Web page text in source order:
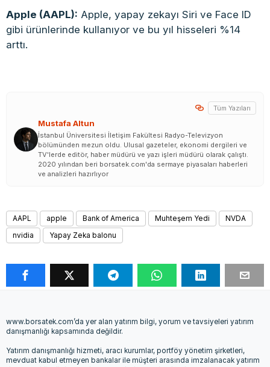
Apple (AAPL): Apple, yapay zekayı Siri ve Face ID
gibi ürünlerinde kullanıyor ve bu yıl hisseleri %14
arttı.
Mustafa Altun
Tüm Yazıları
İstanbul Üniversitesi İletişim Fakültesi Radyo-Televizyon
bölümünden mezun oldu. Ulusal gazeteler, ekonomi dergileri ve
TV'lerde editör, haber müdürü ve yazı işleri müdürü olarak çalıştı.
2020 yılından beri borsatek.com'da sermaye piyasaları haberleri
ve analizleri hazırlıyor
AAPL apple Bank of America Muhteşem Yedi
NVDA
nvidia
Yapay Zeka balonu
www.borsatek.com’da yer alan yatırım bilgi, yorum ve tavsiyeleri yatırım
danışmanlığı kapsamında değildir.
Yatırım danışmanlığı hizmeti, aracı kurumlar, portföy yönetim şirketleri,
mevduat kabul etmeyen bankalar ile müşteri arasında imzalanacak yatırım